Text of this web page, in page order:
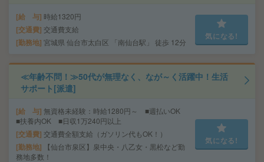
給 与 時給1320円
交通費 交通費支給
勤務地 宮城県 仙台市太白区 「南仙台駅」 徒歩 12分
気になる!
≪年齢不問！≫50代が無理なく、なが～く活躍中！生活
サポート[派遣]
給 与 無資格未経験：時給1280円～ ■週払いOK
■扶養内OK ■日収1万240円以上
交通費 交通費全額支給（ガソリン代もOK！）
勤務地
【仙台市泉区】泉中央・八乙女・黒松など勤
務地多数！
気になる!